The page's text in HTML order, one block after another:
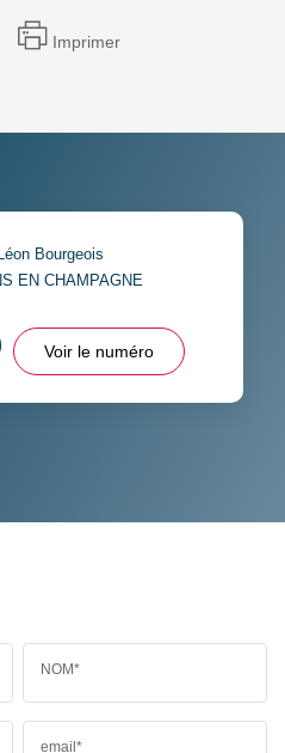
Imprimer
Bourgeois
EN CHAMPAGNE
Voir le numéro
NOM*
email*